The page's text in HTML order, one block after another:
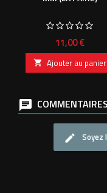
Prix
11,00 €
 Ajouter au panier
Soyez